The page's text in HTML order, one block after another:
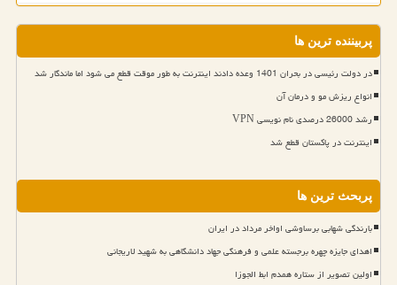
پربیننده ترین ها
در دولت رئیسی در بحران 1401 وعده دادند اینترنت به طور موقت قطع می شود اما ماندگار شد
انواع ریزش مو و درمان آن
رشد 26000 درصدی نام نویسی VPN
اینترنت در پاکستان قطع شد
پربحث ترین ها
بارندگی شهابی برساوشی اواخر مرداد در ایران
اهدای جایزه چهره برجسته علمی و فرهنگی جهاد دانشگاهی به شهید لاریجانی
اولین تصویر از ستاره همدم ابط الجوزا